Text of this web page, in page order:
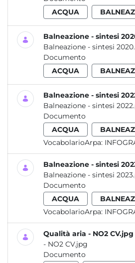
ACQUA
Balneazione - sintesi
Balneazione - sintesi
Documento
ACQUA
Balneazione - sintesi
Balneazione - sintesi
Documento
ACQUA
VocabolarioArpa:
Balneazione - sintesi
Balneazione - sintesi
Documento
ACQUA
VocabolarioArpa:
Qualità aria - NO2 CV.jpg
- NO2 CV.jpg
Documento